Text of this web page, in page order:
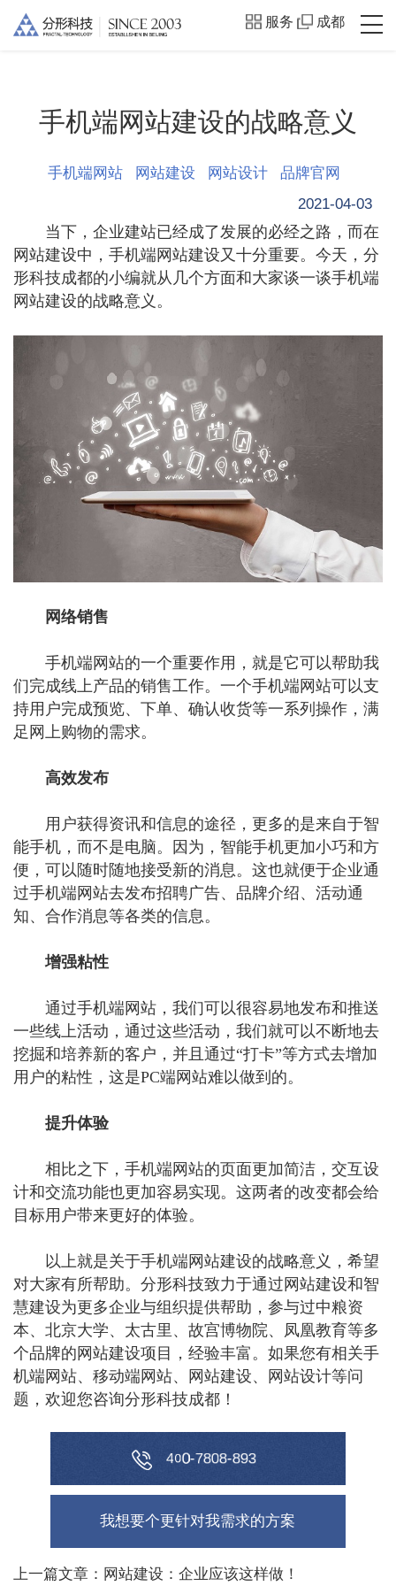
服务 成都
手机端网站建设的战略意义
手机端网站 网站建设 网站设计
品牌官网
2021-04-03
当下，企业建站已经成了发展的必经之路，而在
网站建设中，手机端网站建设又十分重要。今天，分
形科技成都的小编就从几个方面和大家谈一谈手机端
网站建设的战略意义。
网络销售
手机端网站的一个重要作用，就是它可以帮助我
们完成线上产品的销售工作。一个手机端网站可以支
持用户完成预览、下单、确认收货等一系列操作，满
足网上购物的需求。
高效发布
用户获得资讯和信息的途径，更多的是来自于智
能手机，而不是电脑。因为，智能手机更加小巧和方
便，可以随时随地接受新的消息。这也就便于企业通
过手机端网站去发布招聘广告、品牌介绍、活动通
知、合作消息等各类的信息。
增强粘性
通过手机端网站，我们可以很容易地发布和推送
一些线上活动，通过这些活动，我们就可以不断地去
挖掘和培养新的客户，并且通过“打卡”等方式去增加
用户的粘性，这是PC端网站难以做到的。
提升体验
相比之下，手机端网站的页面更加简洁，交互设
计和交流功能也更加容易实现。这两者的改变都会给
目标用户带来更好的体验。
以上就是关于手机端网站建设的战略意义，希望
对大家有所帮助。分形科技致力于通过网站建设和智
慧建设为更多企业与组织提供帮助，参与过中粮资
本、北京大学、太古里、故宫博物院、凤凰教育等多
个品牌的网站建设项目，经验丰富。如果您有相关手
机端网站、移动端网站、网站建设、网站设计等问
题，欢迎您咨询分形科技成都！
400-7808-893
我想要个更针对我需求的方案
上一篇文章：网站建设：企业应该这样做！